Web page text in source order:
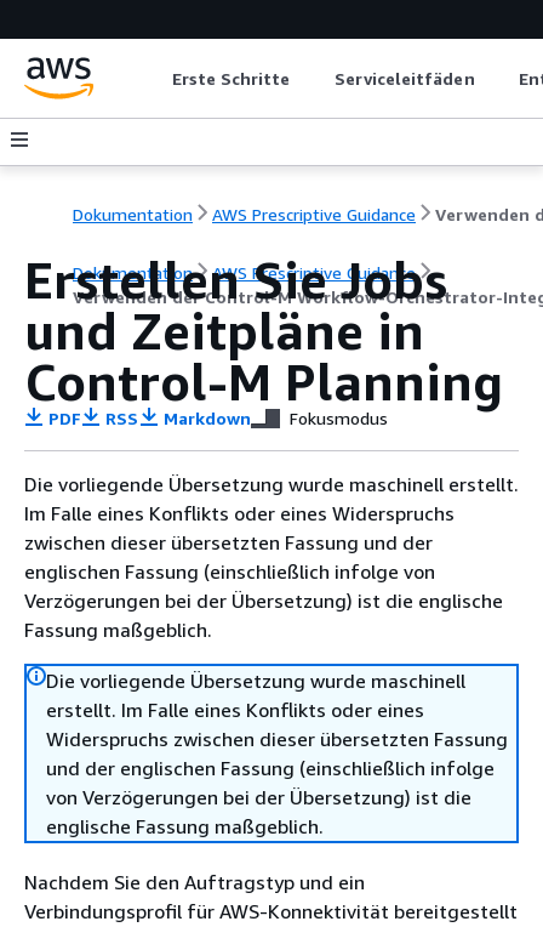
Erste Schritte Serviceleitfäden
Dokumentation AWS Prescriptive Guidance
Dokumentation
AWS Prescriptive Guidance
Verwenden der Control-M Workflow-Orchestrator-
Erstellen Sie Jobs
und Zeitpläne in
Control-M Planning
PDF RSS Markdown Fokusmodus
Die vorliegende Übersetzung wurde maschinell erstellt.
Im Falle eines Konflikts oder eines Widerspruchs
zwischen dieser übersetzten Fassung und der
englischen Fassung (einschließlich infolge von
Verzögerungen bei der Übersetzung) ist die englische
Fassung maßgeblich.
Die vorliegende Übersetzung wurde maschinell
erstellt. Im Falle eines Konflikts oder eines
Widerspruchs zwischen dieser übersetzten Fassung
und der englischen Fassung (einschließlich infolge
von Verzögerungen bei der Übersetzung) ist die
englische Fassung maßgeblich.
Nachdem Sie den Auftragstyp und ein
Verbindungsprofil für AWS-Konnektivität bereitgestellt